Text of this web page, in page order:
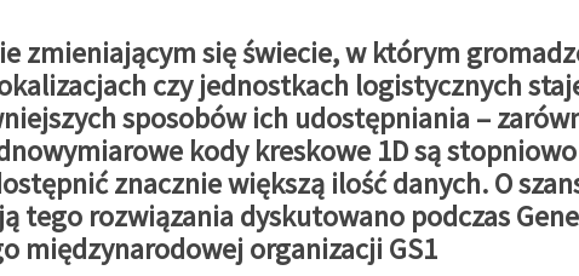
zmieniającym się świecie, w którym
czy jednostkach logistycznych
sposobów ich udostępniania –
kody kreskowe 1D są
znacznie większą ilość danych. O
tego rozwiązania dyskutowano podczas
międzynarodowej organizacji GS1